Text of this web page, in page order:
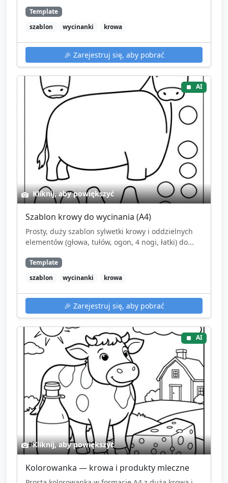
Template
szablon
wycinanki krowa
🎉 Zarejestruj się, aby pobrać
AI
Kliknij, aby powiększyć
Szablon krowy do wycinania (A4)
Prosty, duży szablon sylwetki krowy i oddzielnych
elementów (głowa, tułów, ogon, 4 nogi, łatki) do...
Template
szablon
wycinanki krowa
🎉 Zarejestruj się, aby pobrać
AI
Kliknij, aby powiększyć
Kolorowanka — krowa i produkty mleczne